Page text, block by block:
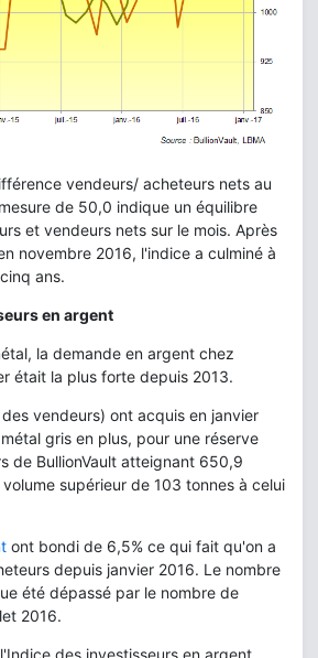
vendeurs/ acheteurs nets au
de 50,0 indique un équilibre
et vendeurs nets sur le mois. Après
novembre 2016, l'indice a culminé à
ans.
en argent
la demande en argent chez
était la plus forte depuis 2013.
vendeurs) ont acquis en janvier
gris en plus, pour une réserve
de BullionVault atteignant 650,9
supérieur de 103 tonnes à celui
ont bondi de 6,5% ce qui fait qu'on a
depuis janvier 2016. Le nombre
été dépassé par le nombre de
2016.
des investisseurs en argent